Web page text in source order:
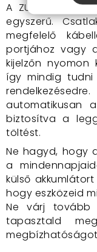
A ZUZG ZP-J36
egyszerű.
megfelelő
portjához vagy
kijelzőn
így mindig
automatikusan
biztosítva a
töltést.
Ne hagyd, hogy
a
külső
hogy eszközeid
Ne várj
tapasztald